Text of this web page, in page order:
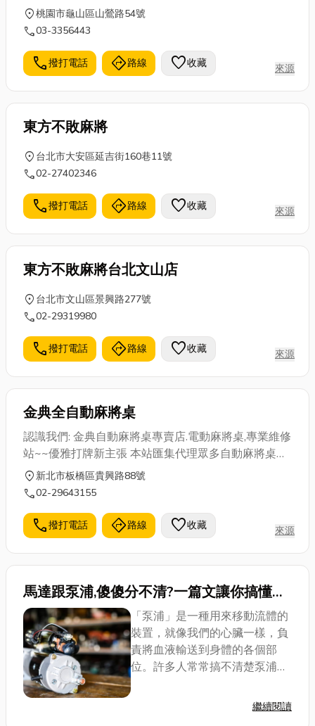
格合理，服務親切，停車方便。讓您在週休二日或年
節假日，有個不無聊又省開銷的休閒生活。
location_on桃園市龜山區山鶯路54號
call03-3356443
call撥打電話 directions路線 favorite收藏 來源
東方不敗麻將
location_on 台北市大安區延吉街160巷11號
call02-27402346
call撥打電話 directions路線 favorite收藏 來源
東方不敗麻將台北文山店
location_on 台北市文山區景興路277號
call02-29319980
call撥打電話 directions路線 favorite收藏 來源
金典全自動麻將桌
認識我們: 金典自動麻將桌專賣店.電動麻將桌,專業維修
站~~優雅打牌新主張 本站匯集代理眾多自動麻將桌
(機)~維修技術多年累積的經驗 從實用的角度出發 內容
深入淺出 重點介紹麻將機的故障調試方法 操作注意事
專業維修專線:0932121686 經營品牌: 四口機是以四
個進牌口同時以強磁吸牌到輸送帶上再經過四個推牌
頭同時推牌為原理， 避免了單口機復雜的數牌、等
機頭疊牌結構， 將單口機的缺陷全部取消，不會發生
吸不上牌、機頭、彎角走牌卡牌等現象， 把原來單口
機復雜的機械結構用電機來代替、使其工作程序簡
單、大大減少故障
location_on新北市板橋區貴興路88號
call02-29643155
call撥打電話 directions路線 favorite收藏 來源
馬達跟泵浦,傻傻分不清?一篇文讓你搞懂這
個「水」的重要推手!「泵浦」是一種用來移動流體的
裝置，就像我們的心臟一樣，負
責將血液輸送到身體的各個部
位。許多人常常搞不清楚泵浦與
多項技術與專利部件組成的複雜
繼續閱讀